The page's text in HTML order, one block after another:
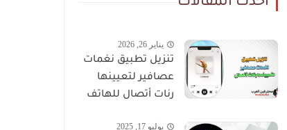
يناير 26, 2026
تنزيل تطبيق نغمات
عصافير لتعيينها
رنات أتصال للهاتف
يوليو 17, 2025